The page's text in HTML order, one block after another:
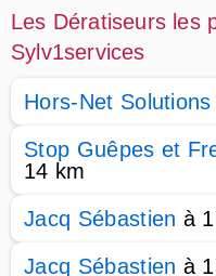
Les Dératiseurs les
Sylv1services
Hors-Net
Stop Guêpes et
14 km
Jacq Sébastien à
Jacq Sébastien à